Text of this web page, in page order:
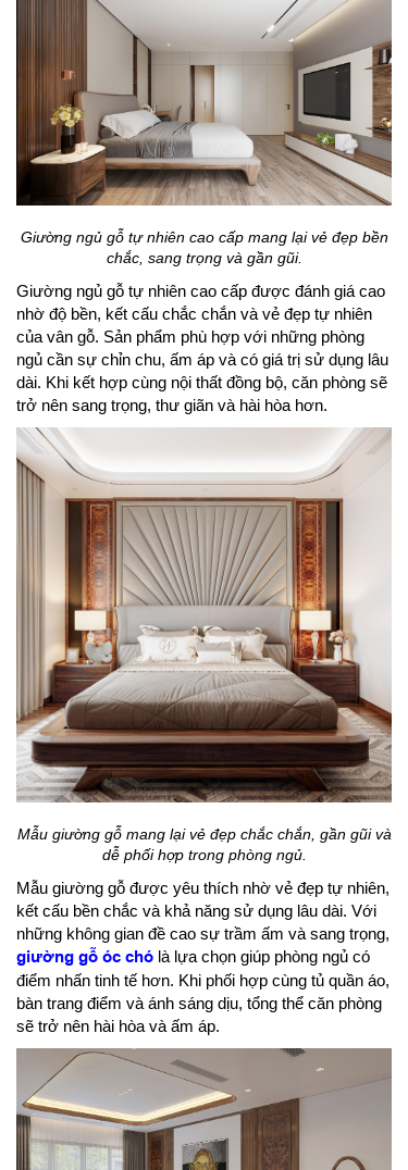
Giường ngủ gỗ tự nhiên cao cấp mang lại vẻ đẹp bền
chắc, sang trọng và gần gũi.
Giường ngủ gỗ tự nhiên cao cấp được đánh giá cao
nhờ độ bền, kết cấu chắc chắn và vẻ đẹp tự nhiên
của vân gỗ. Sản phẩm phù hợp với những phòng
ngủ cần sự chỉn chu, ấm áp và có giá trị sử dụng lâu
dài. Khi kết hợp cùng nội thất đồng bộ, căn phòng sẽ
trở nên sang trọng, thư giãn và hài hòa hơn.
Mẫu giường gỗ mang lại vẻ đẹp chắc chắn, gần gũi và
dễ phối hợp trong phòng ngủ.
Mẫu giường gỗ được yêu thích nhờ vẻ đẹp tự nhiên,
kết cấu bền chắc và khả năng sử dụng lâu dài. Với
những không gian đề cao sự trầm ấm và sang trọng,
giường gỗ óc chó là lựa chọn giúp phòng ngủ có
điểm nhấn tinh tế hơn. Khi phối hợp cùng tủ quần áo,
bàn trang điểm và ánh sáng dịu, tổng thể căn phòng
sẽ trở nên hài hòa và ấm áp.